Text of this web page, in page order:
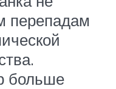
перепадам
больше